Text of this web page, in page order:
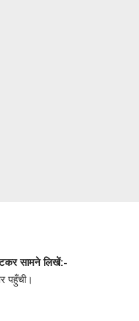
सामने लिखें:-
चौराहे पर पहुँची।
देखने लगा।